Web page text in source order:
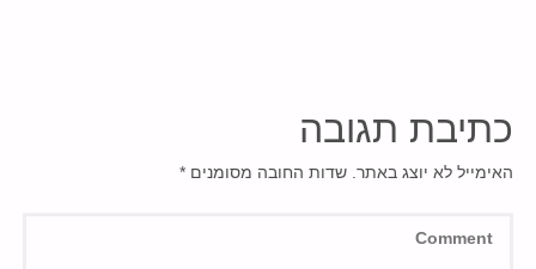
כתיבת תגובה
האימייל לא יוצג באתר. שדות החובה מסומנים *